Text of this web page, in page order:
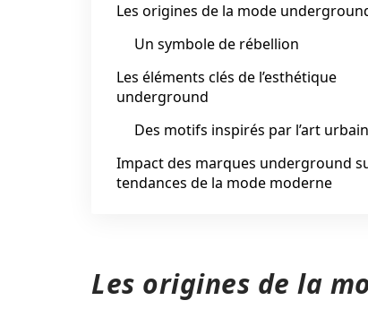
Les origines de la mode
Un symbole de rébellion
Les éléments clés de l’esthétique
underground
Des motifs inspirés par l’art urbain
Impact des marques underground
tendances de la mode moderne
Les origines de la